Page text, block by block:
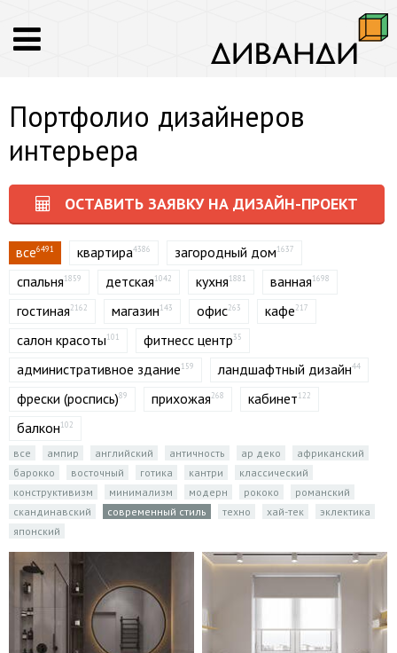
Портфолио дизайнеров
интерьера
ОСТАВИТЬ ЗАЯВКУ НА ДИЗАЙН-ПРОЕКТ
все6491 квартира4386 загородный дом1637
спальня1859 детская1042 кухня1881 ванная1698
гостиная2162 магазин143 офис263 кафе217
салон красоты101 фитнесс центр35
административное здание159 ландшафтный дизайн44
фрески (роспись)89 прихожая268 кабинет122
балкон102
все ампир английский античность ар деко
африканский
барокко
восточный готика кантри
классический
конструктивизм
минимализм модерн рококо
романский
скандинавский
современный стиль техно хай-тек
эклектика
японский